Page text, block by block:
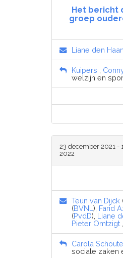
Het bericht
groep
Liane den Haan
Kuipers
welzijn en
23 december 2021 -
2022
Teun van Dijck
(BVNL ), Farid
(PvdD), Liane
Pieter Omtzigt
Carola
sociale zaken